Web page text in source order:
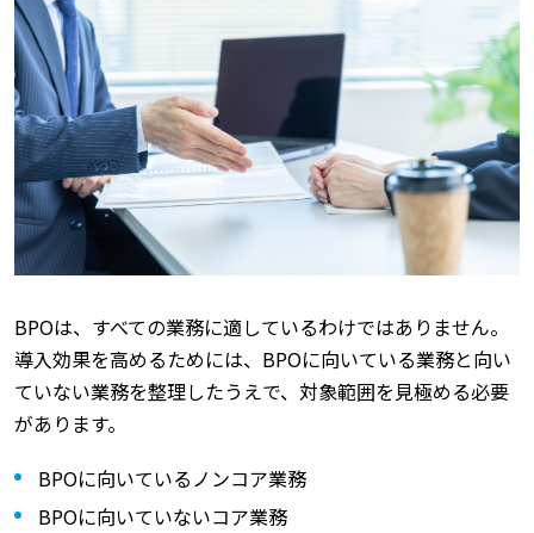
BPOは、すべての業務に適しているわけではありません。
導入効果を高めるためには、BPOに向いている業務と向い
ていない業務を整理したうえで、対象範囲を見極める必要
があります。
BPOに向いているノンコア業務
BPOに向いていないコア業務